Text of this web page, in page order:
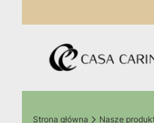
Strona główna Nasze